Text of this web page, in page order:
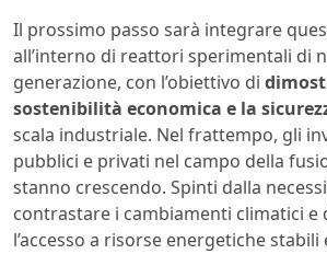
Il prossimo passo sarà integrare
all’interno di reattori sperimentali di
generazione, con l’obiettivo di
sostenibilità economica e la
scala industriale. Nel frattempo, gli
pubblici e privati nel campo della
stanno crescendo. Spinti dalla
contrastare i cambiamenti climatici e
l’accesso a risorse energetiche stabili